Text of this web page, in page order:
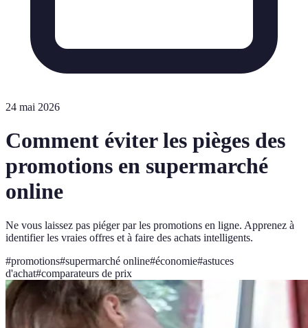
24 mai 2026
Comment éviter les pièges des
promotions en supermarché
online
Ne vous laissez pas piéger par les promotions en ligne. Apprenez à
identifier les vraies offres et à faire des achats intelligents.
#promotions#supermarché online#économie#astuces
d'achat#comparateurs de prix